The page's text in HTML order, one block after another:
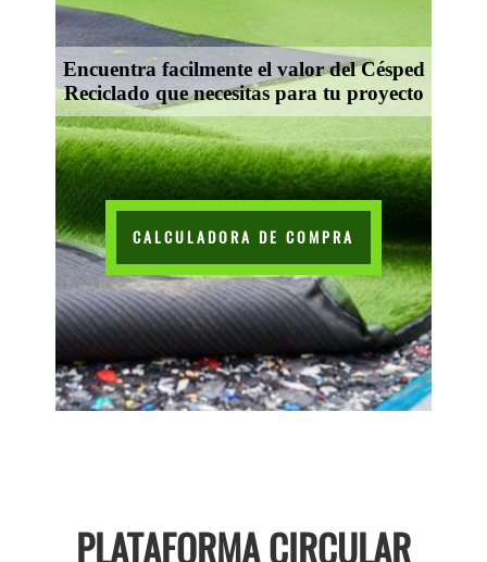
Encuentra facilmente el valor del Césped
Reciclado que necesitas para tu proyecto
CALCULADORA DE COMPRA
PLATAFORMA CIRCULAR